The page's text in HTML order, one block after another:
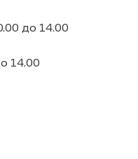
до 14.00
14.00